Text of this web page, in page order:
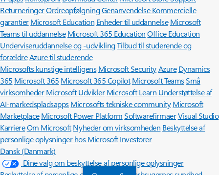
ReturneringerOrdreopfølgningGenanvendelseKommercielle
garantier Microsoft Education Enheder til uddannelse Microsoft
Teams til uddannelse Microsoft 365 Education Office Education
Underviseruddannelse og -udviklingTilbud til studerende og
forældreAzure til studerende
Microsofts kunstige intelligens Microsoft SecurityAzure Dynamics
365 Microsoft 365 Microsoft 365 Copilot Microsoft TeamsSmå
virksomheder Microsoft Udvikler Microsoft Learn Understøttelse af
AI-markedspladsappsMicrosofts tekniske community Microsoft
Marketplace Microsoft Power Platform SoftwarefirmaerVisual Studio
KarriereOm MicrosoftNyheder om virksomheden Beskyttelse af
personlige oplysninger hos Microsoft Investorer
Dansk (Danmark)
Dine valg om beskyttelse af personlige oplysninger